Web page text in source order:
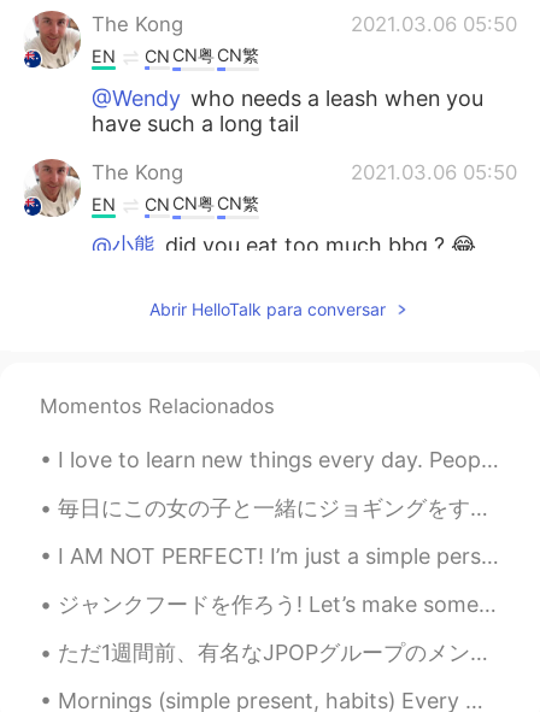
The Kong 2021.03.06 05:50
EN CN CN粤CN繁
@Wendy who needs a leash when you
have such a long tail
The Kong 2021.03.06 05:50
EN CN CN粤CN繁
@小熊 did you eat too much bbq ? 😂
The Kong
CN CN繁
his wife out of the jewelry store saying
CN EN
@The KongI never eat turtle. but I guess
they taste similar
Abrir HelloTalk para conversar
Momentos Relacionados
I love to learn new things every day. People who know me know that I have many interests in life....
毎日にこの女の子と一緒にジョギングをする Everyday I go jogging with this girl 1歳半ぐらいの子供だから、いつもとても元気そう She’s only abo...
I AM NOT PERFECT! I’m just a simple person with a simple life! So, if I ever do make a mistake, ...
ジャンクフードを作ろう! Let’s make some junk food ここには残りジャガイモ🥔が多かったから手作りチップスを作ろうと決めた There were a lot of le...
ただ1週間前、有名なJPOPグループのメンバーが同僚になって凄いことになったの。アイドルが来るという噂を聞いてから、テンション上がってきたんやけど、予想以上にいい人やった。 彼は言うまでもない...
Mornings (simple present, habits) Every weekday morning my alarm clock rings at 6 o’clock and eve...